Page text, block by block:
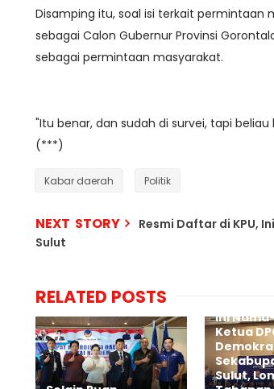
Disamping itu, soal isi terkait
sebagai Calon Gubernur Provinsi
sebagai permintaan masyarakat.
"Itu benar, dan sudah di survei, tapi
(***)
Kabar daerah Politik
NEXT STORY
Resmi Daftar di KPU,
Sulut
RELATED POSTS
Ini
Ketua
Sulut,